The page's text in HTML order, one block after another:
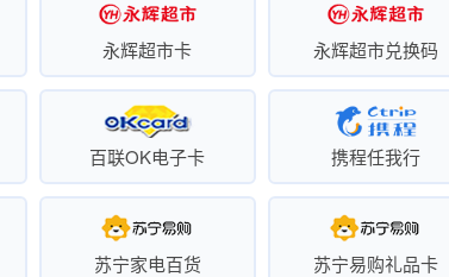
永辉超市卡 永辉超市兑换码
百联OK电子卡 携程任我行
苏宁家电百货 苏宁易购礼品卡